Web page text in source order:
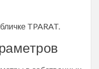
TPARAT.